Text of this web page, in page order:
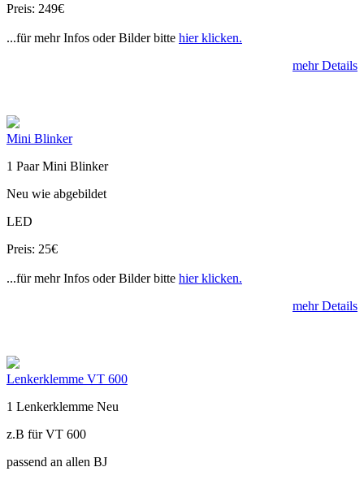
Preis: 249€
...für mehr Infos oder Bilder bitte hier klicken.
mehr Details
Mini Blinker
1 Paar Mini Blinker
Neu wie abgebildet
LED
Preis: 25€
...für mehr Infos oder Bilder bitte hier klicken.
mehr Details
Lenkerklemme VT 600
1 Lenkerklemme Neu
z.B für VT 600
passend an allen BJ